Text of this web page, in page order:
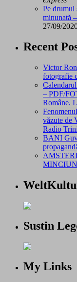
Pe drumul
minunată
27/09/
Recent
Victor
fotografie
– PDF/
Române.
văzute de
Radio
BANI
Sustin
My Links